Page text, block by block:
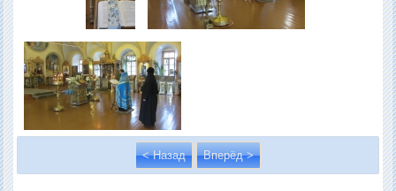
< Назад Вперёд >